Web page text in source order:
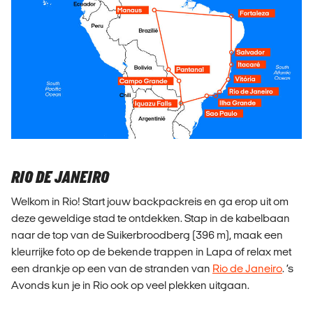
RIO DE JANEIRO
Welkom in Rio! Start jouw backpackreis en ga erop uit om
deze geweldige stad te ontdekken. Stap in de kabelbaan
naar de top van de Suikerbroodberg (396 m), maak een
kleurrijke foto op de bekende trappen in Lapa of relax met
een drankje op een van de stranden van Rio de Janeiro. ’s
Avonds kun je in Rio ook op veel plekken uitgaan.